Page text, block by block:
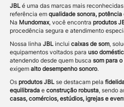
JBL é uma das marcas mais
referência em qualidade sonora, potência
Na Mundomax, você encontra produtos
procedência segura e atendimento
Nossa linha JBL inclui caixas de som,
equipamentos voltados para uso
atendendo desde quem busca som para
exigem alto desempenho sonoro.
Os produtos JBL se destacam pela
equilibrada e construção robusta, sendo
casas, comércios, estúdios, igrejas e